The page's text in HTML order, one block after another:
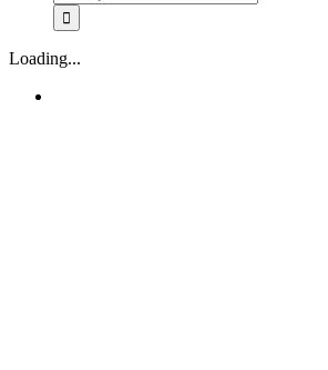
Loading...